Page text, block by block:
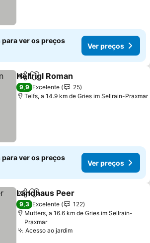
para ver os preços
Ver preços
PartilharAdicionar aos favoritos
Hellrigl Roman
9,9 Excelente
25
Telfs, a 14.9 km de Gries im Sellrain-Praxmar
para ver os preços
Ver preços
PartilharAdicionar aos favoritos
Landhaus Peer
9,3 Excelente
122
Mutters, a 16.6 km de Gries im Sellrain-
Praxmar
Acesso ao jardim